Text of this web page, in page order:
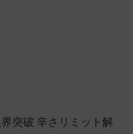
突破 辛さリミット解